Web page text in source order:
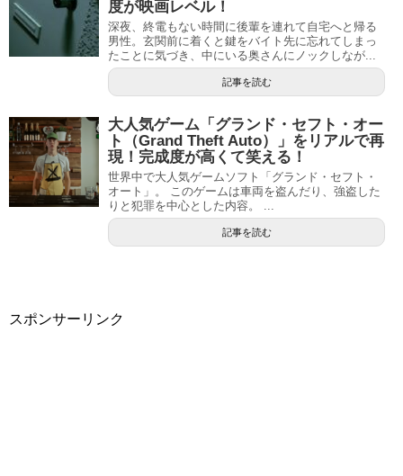
度が映画レベル！
深夜、終電もない時間に後輩を連れて自宅へと帰る
男性。玄関前に着くと鍵をバイト先に忘れてしまっ
たことに気づき、中にいる奥さんにノックしなが...
記事を読む
大人気ゲーム「グランド・セフト・オー
ト（Grand Theft Auto）」をリアルで再
現！完成度が高くて笑える！
世界中で大人気ゲームソフト「グランド・セフト・
オート」。 このゲームは車両を盗んだり、強盗した
りと犯罪を中心とした内容。 ...
記事を読む
スポンサーリンク